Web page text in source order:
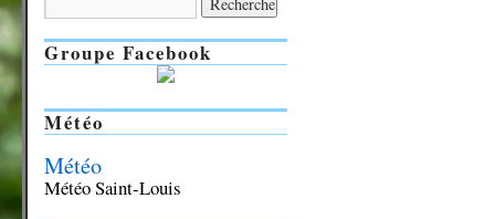
Groupe Facebook
Météo
Météo
Météo Saint-Louis